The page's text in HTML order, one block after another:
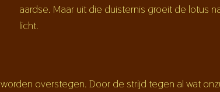
aardse. Maar uit die duisternis groeit de lotus
licht.
overstegen. Door de strijd tegen al wat